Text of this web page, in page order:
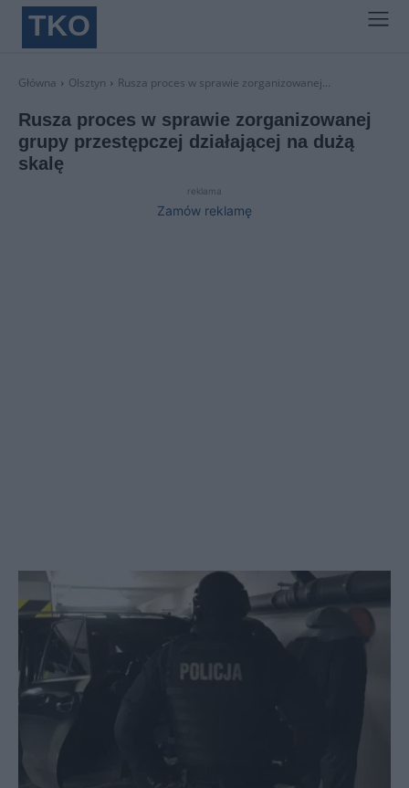
TKO
Główna Olsztyn Rusza proces w sprawie zorganizowanej...
Rusza proces w sprawie zorganizowanej
grupy przestępczej działającej na dużą
skalę
reklama
Zamów reklamę